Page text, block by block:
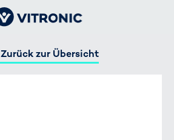
Zurück zur Übersicht